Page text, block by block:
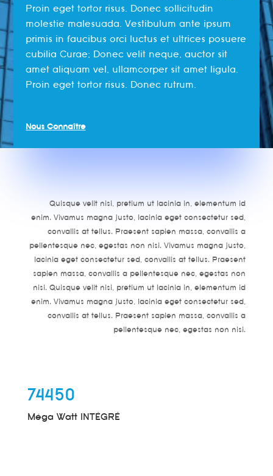
Proin eget tortor risus. Donec sollicitudin
molestie malesuada. Vestibulum ante ipsum
primis in faucibus orci luctus et ultrices posuere
cubilia Curae; Donec velit neque, auctor sit
amet aliquam vel, ullamcorper sit amet ligula.
Proin eget tortor risus. Donec rutrum.
Nous Connaître
Quisque velit nisi, pretium ut lacinia in, elementum id
enim. Vivamus magna justo, lacinia eget consectetur sed,
convallis at tellus. Praesent sapien massa, convallis a
pellentesque nec, egestas non nisi. Vivamus magna justo,
lacinia eget consectetur sed, convallis at tellus. Praesent
sapien massa, convallis a pellentesque nec, egestas non
nisi. Quisque velit nisi, pretium ut lacinia in, elementum id
enim. Vivamus magna justo, lacinia eget consectetur sed,
convallis at tellus. Praesent sapien massa, convallis a
pellentesque nec, egestas non nisi.
74450
Méga Watt INTÉGRÉ